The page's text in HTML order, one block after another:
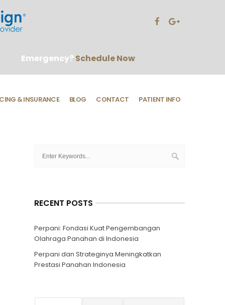
Emergency?Schedule Now
& INSURANCE BLOG CONTACT PATIENT INFO
RECENT POSTS
Perpani: Fondasi Kuat Pengembangan
Olahraga Panahan di Indonesia
Perpani dan Strateginya Meningkatkan
Prestasi Panahan Indonesia